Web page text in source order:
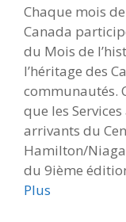
Chaque mois
Canada
du Mois de
l’héritage des
communautés.
que les
arrivants du
Hamilton/
du 9ième
Plus